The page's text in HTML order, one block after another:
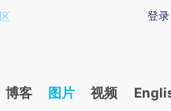
登录
博客 图片 视频